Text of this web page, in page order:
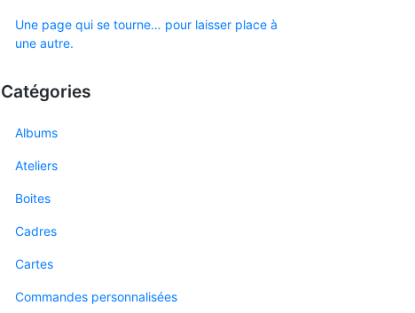
Une page qui se tourne… pour laisser place à
une autre.
Catégories
Albums
Ateliers
Boites
Cadres
Cartes
Commandes personnalisées